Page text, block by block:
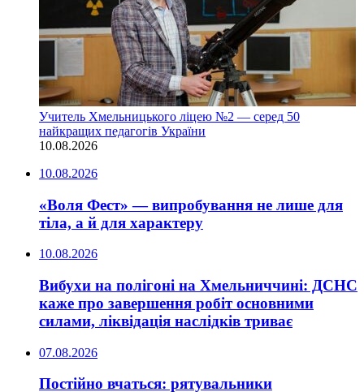
Учитель Хмельницького ліцею №2 — серед 50
найкращих педагогів України
10.08.2026
10.08.2026
«Воля Фест» — випробування не лише для
тіла, а й для характеру
10.08.2026
Вибухи на полігоні на Хмельниччині: ДСНС
каже про завершення робіт основними
силами, ліквідація наслідків триває
07.08.2026
Постійно вчаться: рятувальники